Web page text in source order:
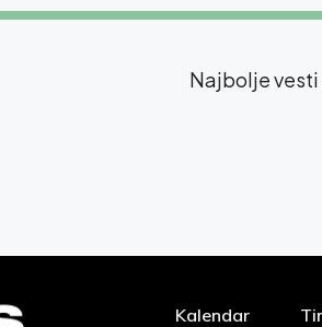
Najbolje vesti
Kalendar